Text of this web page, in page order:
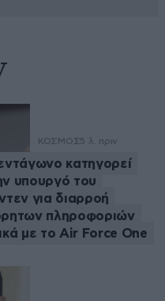
ΚΟΣΜΟΣ5 λ. πριν
κατηγορεί
υπουργό του
για διαρροή
πληροφοριών
με το Air Force One